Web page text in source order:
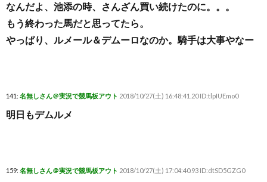
なんだよ、池添の時、さんざん買い続けたのに。。。
もう終わった馬だと思ってたら。
やっぱり、ルメール＆デムーロなのか。騎手は大事やなー
141: 名無しさん＠実況で競馬板アウト 2018/10/27(土) 16:48:41.20 ID:tlpIUEmo0
明日もデムルメ
159: 名無しさん＠実況で競馬板アウト 2018/10/27(土) 17:04:40.93 ID:dtSD5GZG0